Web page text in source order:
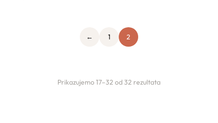
← 1 2
Prikazujemo 17–32 od 32 rezultata